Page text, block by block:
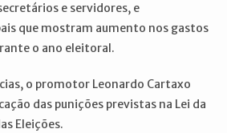
e servidores, e
que mostram aumento nos gastos
o ano eleitoral.
o promotor Leonardo Cartaxo
das punições previstas na Lei da
Eleições.